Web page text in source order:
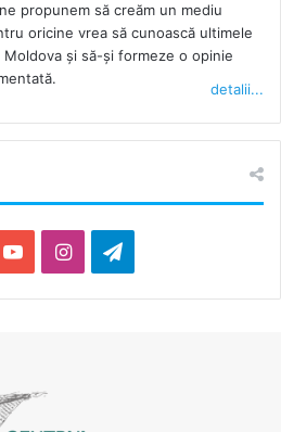
propunem să creăm un mediu
oricine vrea să cunoască ultimele
şi să-şi formeze o opinie
detalii...
YouTubeInstagramTelegram